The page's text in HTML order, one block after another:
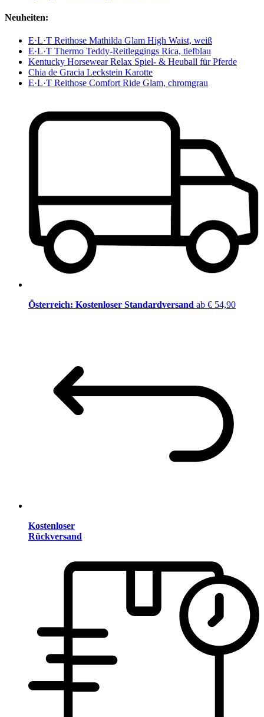
Neuheiten:
E·L·T Reithose Mathilda Glam High Waist, weiß
E·L·T Thermo Teddy-Reitleggings Rica, tiefblau
Kentucky Horsewear Relax Spiel- & Heuball für Pferde
Chia de Gracia Leckstein Karotte
E·L·T Reithose Comfort Ride Glam, chromgrau
Österreich: Kostenloser Standardversand ab € 54,90
Kostenloser
Rückversand